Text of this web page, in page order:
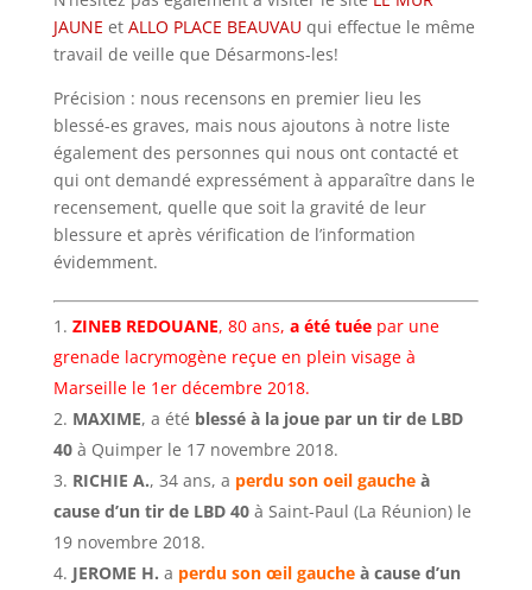
JAUNE et ALLO PLACE BEAUVAU qui effectue le même
travail de veille que Désarmons-les!
Précision : nous recensons en premier lieu les
blessé-es graves, mais nous ajoutons à notre liste
également des personnes qui nous ont contacté et
qui ont demandé expressément à apparaître dans le
recensement, quelle que soit la gravité de leur
blessure et après vérification de l’information
évidemment.
ZINEB REDOUANE, 80 ans, a été tuéepar une
grenade lacrymogène reçue en plein visage à
Marseille le 1er décembre 2018.
MAXIME, a été blessé à la joue par un tir de LBD
40à Quimper le 17 novembre 2018.
RICHIE A., 34 ans, a perdu son oeil gaucheà
cause d’un tir de LBD 40à Saint-Paul (La Réunion) le
19 novembre 2018.
JEROME H. a perdu son œil gaucheà cause d’un